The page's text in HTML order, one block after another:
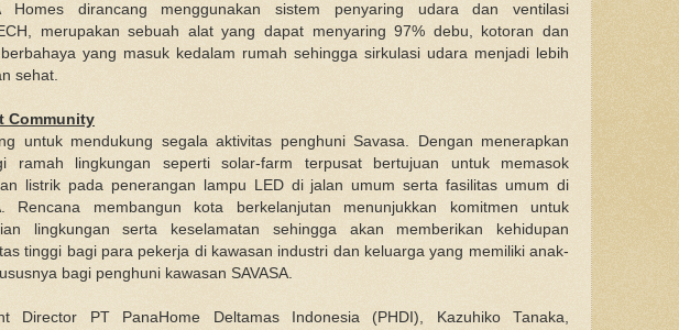
Homes dirancang menggunakan sistem penyaring udara dan ventilasi
merupakan sebuah alat yang dapat menyaring 97% debu, kotoran dan
yang masuk kedalam rumah sehingga sirkulasi udara menjadi lebih
sehat.
Community
untuk mendukung segala aktivitas penghuni Savasa. Dengan menerapkan
ramah lingkungan seperti solar-farm terpusat bertujuan untuk memasok
listrik pada penerangan lampu LED di jalan umum serta fasilitas umum di
Rencana membangun kota berkelanjutan menunjukkan komitmen untuk
lingkungan serta keselamatan sehingga akan memberikan kehidupan
tinggi bagi para pekerja di kawasan industri dan keluarga yang memiliki anak-
bagi penghuni kawasan SAVASA.
Director PT PanaHome Deltamas Indonesia (PHDI), Kazuhiko Tanaka,